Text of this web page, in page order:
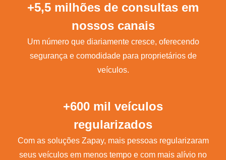
+5,5 milhões de consultas em
nossos canais
Um número que diariamente cresce, oferecendo
segurança e comodidade para proprietários de
veículos.
+600 mil veículos
regularizados
Com as soluções Zapay, mais pessoas regularizaram
seus veículos em menos tempo e com mais alívio no